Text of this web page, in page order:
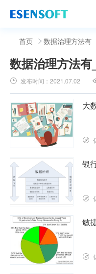
首页
睿治
解决方案
伙伴
服务
关于亿信
400-0011-866
首页 数据治理方法有
数据治理方法有
发布时间：2021.07.02
大
银
敏